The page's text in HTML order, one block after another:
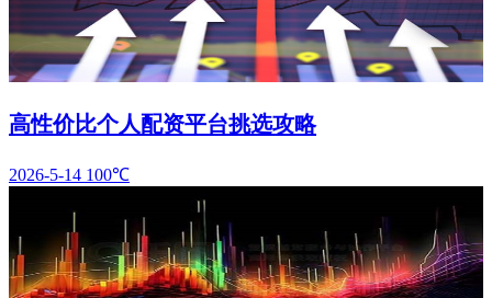
高性价比个人配资平台挑选攻略
2026-5-14 100℃